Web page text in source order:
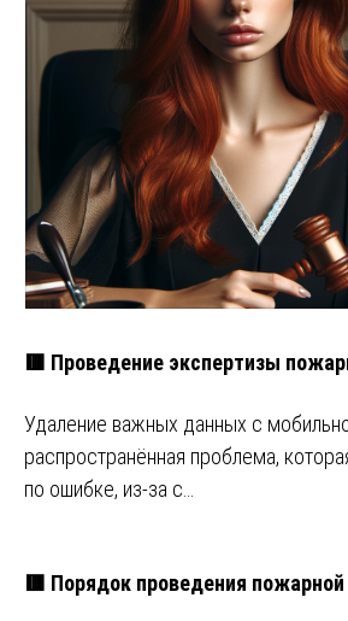
🟥 Проведение экспертизы
Удаление важных данных с
распространённая проблема,
по ошибке, из-за с…
🟥 Порядок проведения